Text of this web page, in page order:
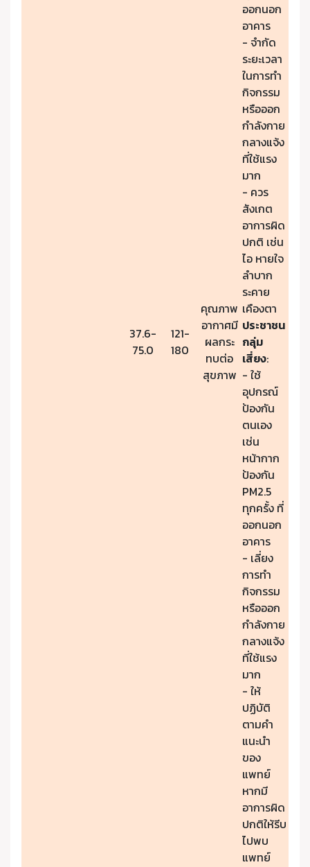
37.6-
75.0
121-
180
คุณภาพ
อากาศมี
ผลกระ
ทบต่อ
สุขภาพ
ออกนอก
อาคาร
- จำกัด
ระยะเวลา
ในการทำ
กิจกรรม
หรือออก
กำลังกาย
กลางแจ้ง
ที่ใช้แรง
มาก
- ควร
สังเกต
อาการผิด
ปกติ เช่น
ไอ หายใจ
ลำบาก
ระคาย
เคืองตา
ประชาชน
กลุ่ม
เสี่ยง:
- ใช้
อุปกรณ์
ป้องกัน
ตนเอง
เช่น
หน้ากาก
ป้องกัน
PM2.5
ทุกครั้ง ที่
ออกนอก
อาคาร
- เลี่ยง
การทำ
กิจกรรม
หรือออก
กำลังกาย
กลางแจ้ง
ที่ใช้แรง
มาก
- ให้
ปฏิบัติ
ตามคำ
แนะนำ
ของ
แพทย์
หากมี
อาการผิด
ปกติให้รีบ
ไปพบ
แพทย์